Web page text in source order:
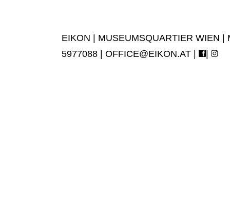
EIKON | MUSEUMSQUARTIER WIEN
5977088 | OFFICE@EIKON.AT | |